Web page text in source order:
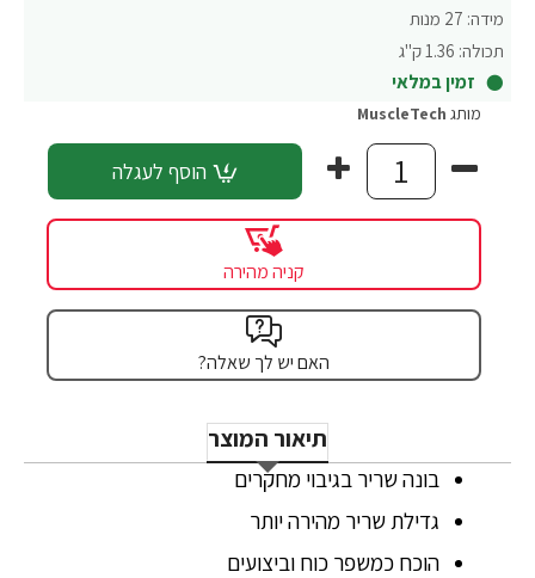
מידה: 27 מנות
תכולה: 1.36 ק"ג
זמין במלאי
מותג MuscleTech
הוסף לעגלה
קניה מהירה
האם יש לך שאלה?
תיאור המוצר
בונה שריר בגיבוי מחקרים
גדילת שריר מהירה יותר
הוכח כמשפר כוח וביצועים